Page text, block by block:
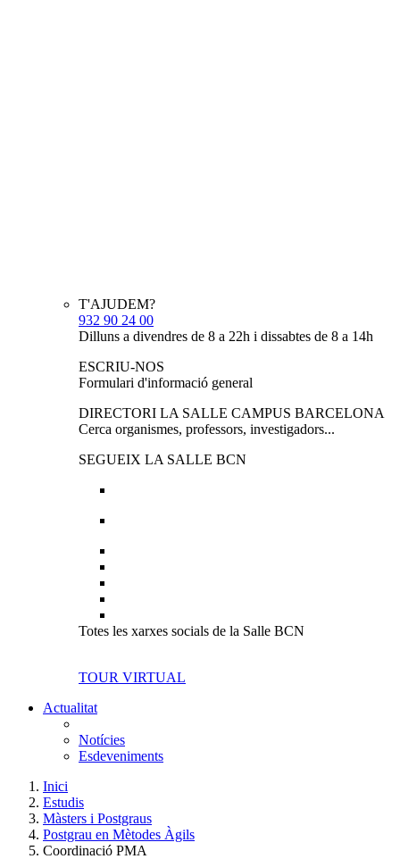
T'AJUDEM?
932 90 24 00
Dilluns a divendres de 8 a 22h i dissabtes de 8 a 14h
ESCRIU-NOS
Formulari d'informació general
DIRECTORI LA SALLE CAMPUS BARCELONA
Cerca organismes, professors, investigadors...
SEGUEIX LA SALLE BCN
Totes les xarxes socials de la Salle BCN
TOUR VIRTUAL
Actualitat
Notícies
Esdeveniments
Inici
Estudis
Màsters i Postgraus
Postgrau en Mètodes Àgils
Coordinació PMA